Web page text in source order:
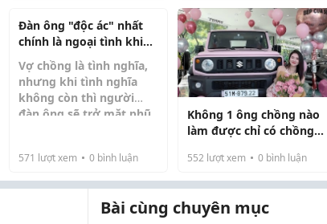
Đàn ông "độc ác" nhất
chính là ngoại tình khi
vợ mang thai, dành 1
phút đọc để không bị
chồng "lừa dối"
Vợ chồng là tình nghĩa,
nhưng khi tình nghĩa
không còn thì người
đàn ông sẽ trở mặt phũ
anh ta.
máu”. Trong c...
571 lượt xem 0 bình luận
Không 1 ông chồng nào
làm được chỉ có chồng
552 lượt xem 0bình luận
Bài cùng chuyên mục